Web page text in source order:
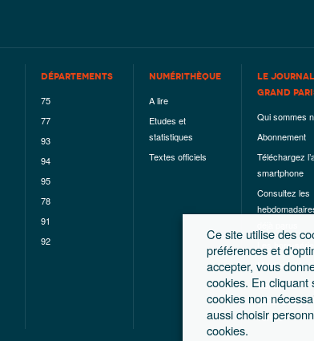
DÉPARTEMENTS
75
77
93
94
95
78
91
92
NUMÉRITHÈQUE
A lire
Etudes et
statistiques
Textes officiels
LE
GRAND
Qui sommes
Abonnement
Téléchargez
smartphone
Consultez les
Les hors-séries
Mentions
Conditions
générales de
ventes
Ce site utilise des
préférences et
accepter, vous
cookies. En cliquant
cookies non
aussi choisir
cookies.